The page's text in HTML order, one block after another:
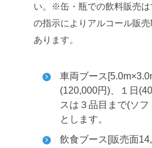
い。
※缶・瓶での飲料販売は
の指示によりアルコール販
あります。
車両ブース
(120,000円)、１日
スは３品目まで(ソ
とします。
飲食ブース[販売面